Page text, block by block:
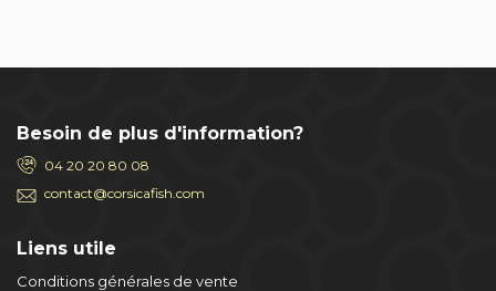
Besoin de plus d'information?
04 20 20 80 08
contact@corsicafish.com
Liens utile
Conditions générales de vente